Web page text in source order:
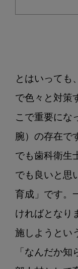
とはいっても
で色々と対策
こで重要にな
腕）の存在で
でも歯科衛生
でも良いと思
育成」です。
ければとなり
施しようとい
「なんだか